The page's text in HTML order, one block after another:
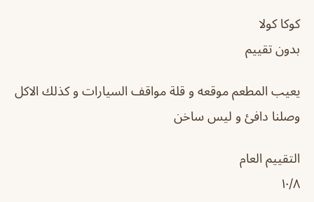
كوكا كولا
بدون تقييم
يعيب المطعم موقعه و قلة مواقف السيارات و كذلك الاكل
وصلنا دافئ و ليس ساخن
التقييم العام
١٠/٨